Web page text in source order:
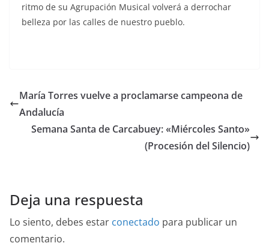
ritmo de su Agrupación Musical volverá a derrochar
belleza por las calles de nuestro pueblo.
María Torres vuelve a proclamarse campeona de
Andalucía
Semana Santa de Carcabuey: «Miércoles Santo»
(Procesión del Silencio)
Deja una respuesta
Lo siento, debes estar conectado para publicar un
comentario.